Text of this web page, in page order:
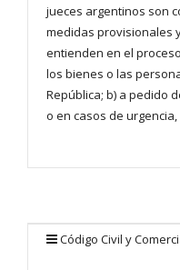
jueces argentinos son
medidas provisionales
entienden en el
los bienes o las
República; b) a pedido
o en casos de
Código Civil y